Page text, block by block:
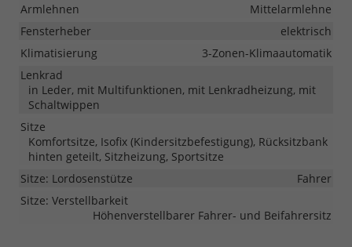
Armlehnen
Mittelarmlehne
Fensterheber
elektrisch
Klimatisierung
3-Zonen-Klimaautomatik
Lenkrad
in Leder, mit Multifunktionen, mit Lenkradheizung, mit
Schaltwippen
Sitze
Komfortsitze, Isofix (Kindersitzbefestigung), Rücksitzbank
hinten geteilt, Sitzheizung, Sportsitze
Sitze: Lordosenstütze
Fahrer
Sitze: Verstellbarkeit
Höhenverstellbarer Fahrer- und Beifahrersitz